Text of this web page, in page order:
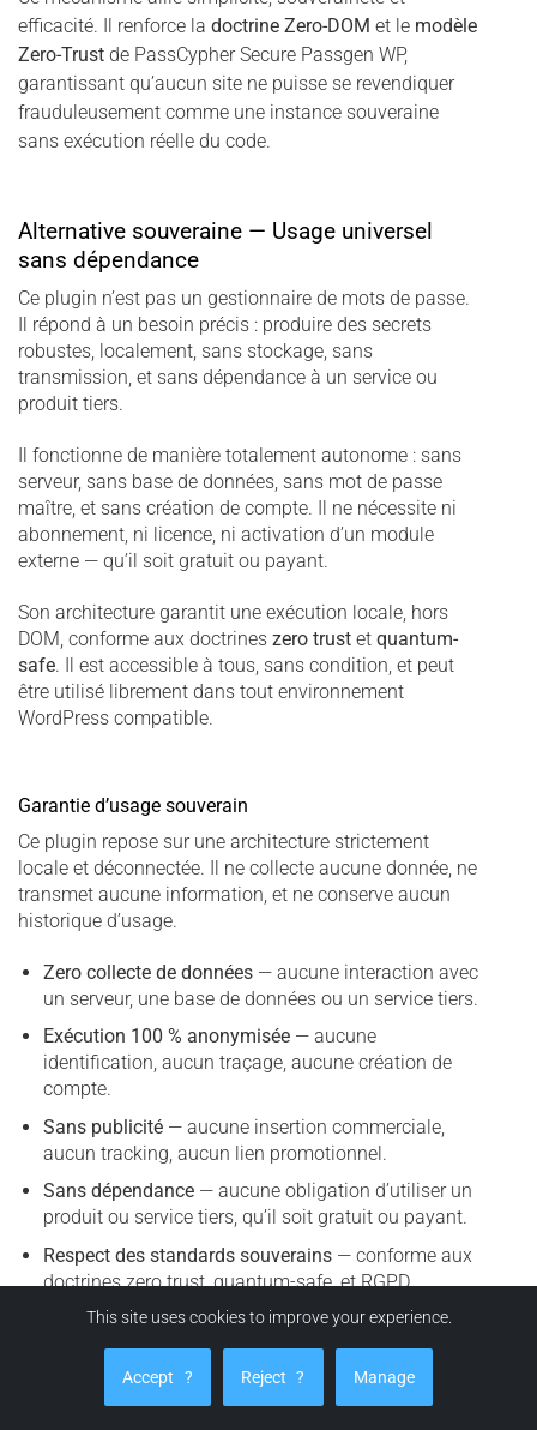
efficacité. Il renforce la doctrine Zero-DOM et le modèle
Zero-Trust de PassCypher Secure Passgen WP,
garantissant qu’aucun site ne puisse se revendiquer
frauduleusement comme une instance souveraine
sans exécution réelle du code.
Alternative souveraine — Usage universel
sans dépendance
Ce plugin n’est pas un gestionnaire de mots de passe.
Il répond à un besoin précis : produire des secrets
robustes, localement, sans stockage, sans
transmission, et sans dépendance à un service ou
produit tiers.
Il fonctionne de manière totalement autonome : sans
serveur, sans base de données, sans mot de passe
maître, et sans création de compte. Il ne nécessite ni
abonnement, ni licence, ni activation d’un module
externe — qu’il soit gratuit ou payant.
Son architecture garantit une exécution locale, hors
DOM, conforme aux doctrines zero trust et quantum-
safe. Il est accessible à tous, sans condition, et peut
être utilisé librement dans tout environnement
WordPress compatible.
Garantie d’usage souverain
Ce plugin repose sur une architecture strictement
locale et déconnectée. Il ne collecte aucune donnée, ne
transmet aucune information, et ne conserve aucun
historique d’usage.
Zero collecte de données— aucune interaction avec
un serveur, une base de données ou un service tiers.
Exécution 100 % anonymisée— aucune
identification, aucun traçage, aucune création de
compte.
Sans publicité— aucune insertion commerciale,
aucun tracking, aucun lien promotionnel.
Sans dépendance— aucune obligation d’utiliser un
produit ou service tiers, qu’il soit gratuit ou payant.
Respect des standards souverains— conforme aux
doctrines zero trust, quantum-safe, et RGPD.
Ce plugin est conçu pour être utilisé librement, sans
compatible. Il incarne une approche éthique,
souveraine et universelle de la génération de secrets
This site uses cookies to improve your experience.
Accept ? Reject ? Manage